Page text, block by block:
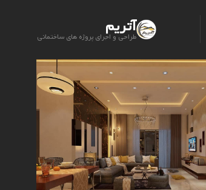
آتریم
طراحی و اجرای پروژه های ساختمانی